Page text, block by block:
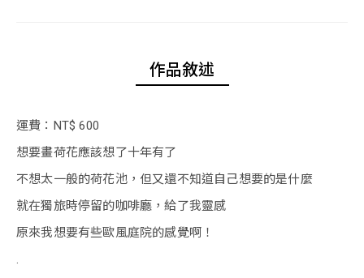
作品敘述
運費：NT$ 600
想要畫荷花應該想了十年有了
不想太一般的荷花池，但又還不知道自己想要的是什麼
就在獨旅時停留的咖啡廳，給了我靈感
原來我想要有些歐風庭院的感覺啊！
.